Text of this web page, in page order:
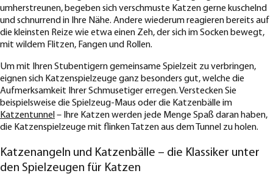
umherstreunen, begeben sich verschmuste Katzen gerne kuschelnd
und schnurrend in Ihre Nähe. Andere wiederum reagieren bereits auf
die kleinsten Reize wie etwa einen Zeh, der sich im Socken bewegt,
mit wildem Flitzen, Fangen und Rollen.
Um mit Ihren Stubentigern gemeinsame Spielzeit zu verbringen,
eignen sich Katzenspielzeuge ganz besonders gut, welche die
Aufmerksamkeit Ihrer Schmusetiger erregen. Verstecken Sie
beispielsweise die Spielzeug-Maus oder die Katzenbälle im
Katzentunnel – Ihre Katzen werden jede Menge Spaß daran haben,
die Katzenspielzeuge mit flinken Tatzen aus dem Tunnel zu holen.
Katzenangeln und Katzenbälle – die Klassiker unter
den Spielzeugen für Katzen